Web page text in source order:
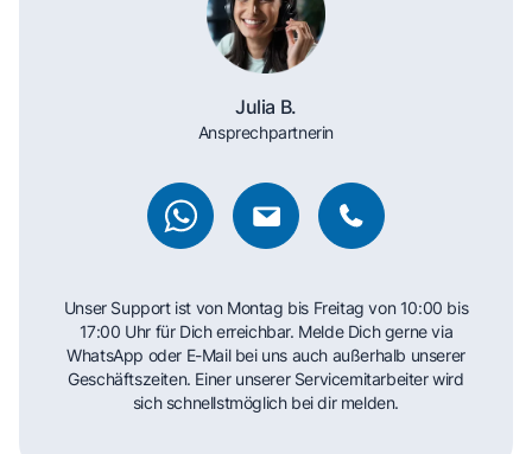
Julia B.
Ansprechpartnerin
Unser Support ist von Montag bis Freitag von 10:00 bis
17:00 Uhr für Dich erreichbar. Melde Dich gerne via
WhatsApp oder E-Mail bei uns auch außerhalb unserer
Geschäftszeiten. Einer unserer Servicemitarbeiter wird
sich schnellstmöglich bei dir melden.